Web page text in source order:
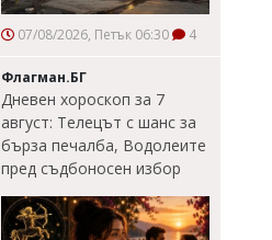
07/08/2026, Петък 06:30 4
Флагман.БГ
Дневен хороскоп за 7
август: Телецът с шанс за
бърза печалба, Водолеите
пред съдбоносен избор